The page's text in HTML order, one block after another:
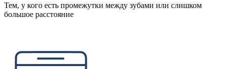
Тем, у кого есть промежутки между зубами или слишком
большое расстояние